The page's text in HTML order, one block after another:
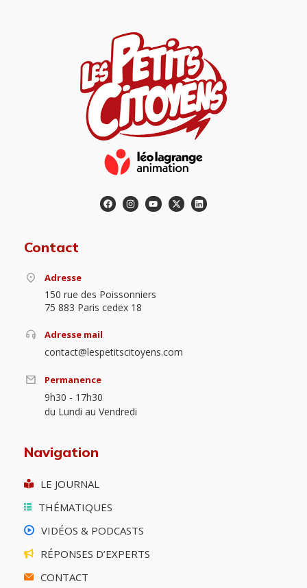
Contact
Adresse
150 rue des Poissonniers
75 883 Paris cedex 18
Adresse mail
contact@lespetitscitoyens.com
Permanence
9h30 - 17h30
du Lundi au Vendredi
Navigation
LE JOURNAL
THÉMATIQUES
VIDÉOS & PODCASTS
RÉPONSES D’EXPERTS
CONTACT